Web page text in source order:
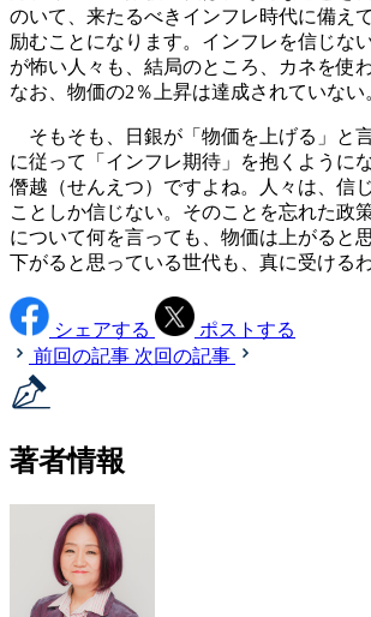
のいて、来たるべきインフレ時代に備え
励むことになります。インフレを信じな
が怖い人々も、結局のところ、カネを使
なお、物価の2％上昇は達成されていない
そもそも、日銀が「物価を上げる」と
に従って「インフレ期待」を抱くように
僭越（せんえつ）ですよね。人々は、信
ことしか信じない。そのことを忘れた政
について何を言っても、物価は上がると
下がると思っている世代も、真に受ける
シェアする
ポストする
前回の記事 次回の記事
著者情報